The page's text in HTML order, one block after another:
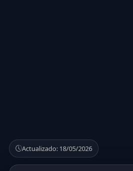
Actualizado: 18/05/2026